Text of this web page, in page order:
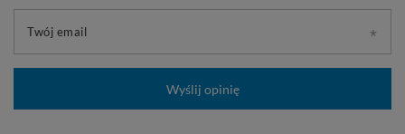
Twój email
Wyślij opinię